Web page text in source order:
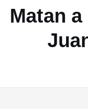
Matan